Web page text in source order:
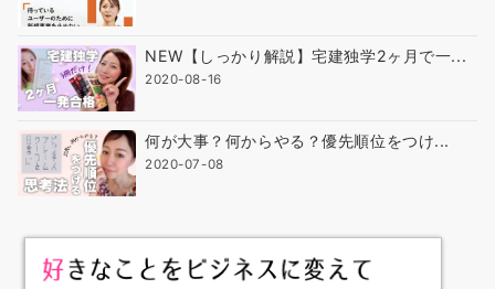
NEW【しっかり解説】宅建独学2ヶ月で一...
2020-08-16
何が大事？何からやる？優先順位をつけ...
2020-07-08